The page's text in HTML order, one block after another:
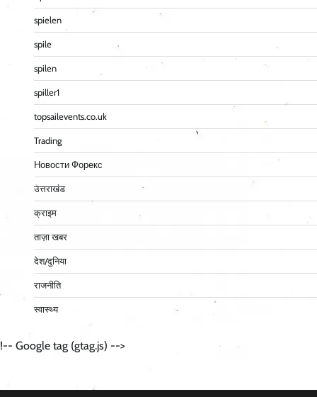
spielen
spile
spilen
spiller1
topsailevents.co.uk
Trading
Новости Форекс
उत्तराखंड
क्राइम
ताज़ा खबर
देश/दुनिया
राजनीति
स्वास्थ्य
!-- Google tag (gtag.js) -->